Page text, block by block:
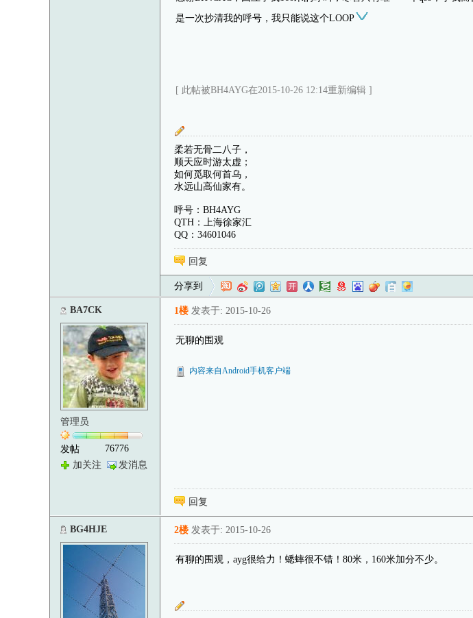
是一次抄清我的呼号，我只能说这个LOOP
[ 此帖被BH4AYG在2015-10-26 12:14重新编辑 ]
柔若无骨二八子，
顺天应时游太虚；
如何觅取何首乌，
水远山高仙家有。
呼号：BH4AYG
QTH：上海徐家汇
QQ：34601046
回复
分享到
BA7CK
管理员
发帖
76776
加关注
发消息
1楼 发表于: 2015-10-26
无聊的围观
内容来自Android手机客户端
回复
BG4HJE 2楼 发表于: 2015-10-26
有聊的围观，ayg很给力！蟋蟀很不错！80米，160米加分不少。